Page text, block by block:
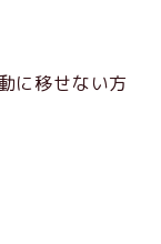
に移せない方